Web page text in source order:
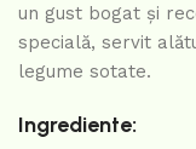
un gust bogat și
specială, servit
legume sotate.
Ingrediente: